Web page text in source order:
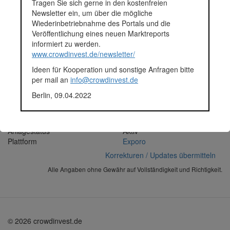
Souterrain sowie 9 Parkplätze im Innenhof. Das flexible Objekt-
Layout bietet zudem gute Voraussetzungen für eine
Drittverwendung als Single- oder Multi-Tenant-Büroobjekt.
Zuletzt wurde das Objekt im Jahr 2017 saniert. Hierbei wurden
neben den Teeküchen und Waschräumen ebenfalls die Wand-
und Bodenbeläge erneuert. Außerdem wurde im Rahmen dieser
Sanierungsmaßnahmen ein ehemaliges Archiv in eine Bürofläche
umgebaut. Darüber hinaus verfügt jede Etage über einen
geräumigen Balkon.
Fundingsumme
Finanziert in
2020
Anlagestatus
Aktiv
Plattform
Exporo
Korrekturen / Updates übermitteln
Alle Angaben ohne Gewähr auf Vollständigkeit und Richtigkeit.
© 2026 crowdinvest.de
Tragen Sie sich gerne in den kostenfreien
Newsletter ein, um über die mögliche
Wiederinbetriebnahme des Portals und die
Veröffentlichung eines neuen Marktreports
informiert zu werden.
www.crowdinvest.de/newsletter/
Ideen für Kooperation und sonstige Anfragen bitte
per mail an info@crowdinvest.de
Berlin, 09.04.2022